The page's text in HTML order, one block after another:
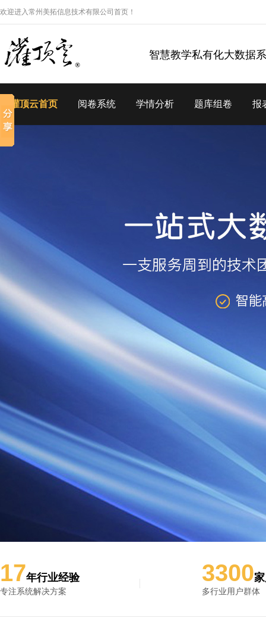
欢迎进入常州美拓信息技术有限公司首页！
智慧教学私有化大数据
灌顶云首页 阅卷系统 学情分析 题库组卷 报
17年行业经验
专注系统解决方案
3300
多行业用户群体